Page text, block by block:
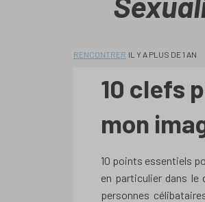
RENCONTRER IL Y A PLUS DE 1 AN
10 clefs
mon
10 points essentiels
en particulier dans le
personnes